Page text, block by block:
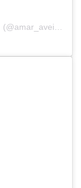
(@amar_aveiro) a18 de Fev, 2019 às 12:06 PST